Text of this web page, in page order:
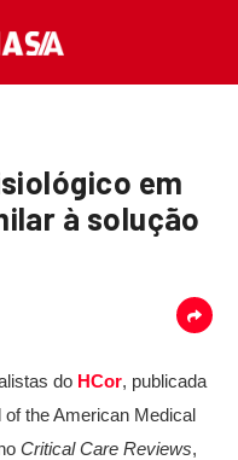
em
à solução
do HCor, publicada
the American Medical
Critical Care Reviews,